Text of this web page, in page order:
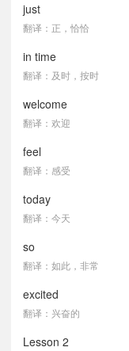
just
翻译：正，恰恰
in time
翻译：及时，按时
welcome
翻译：欢迎
feel
翻译：感受
today
翻译：今天
so
翻译：如此，非常
excited
翻译：兴奋的
Lesson 2